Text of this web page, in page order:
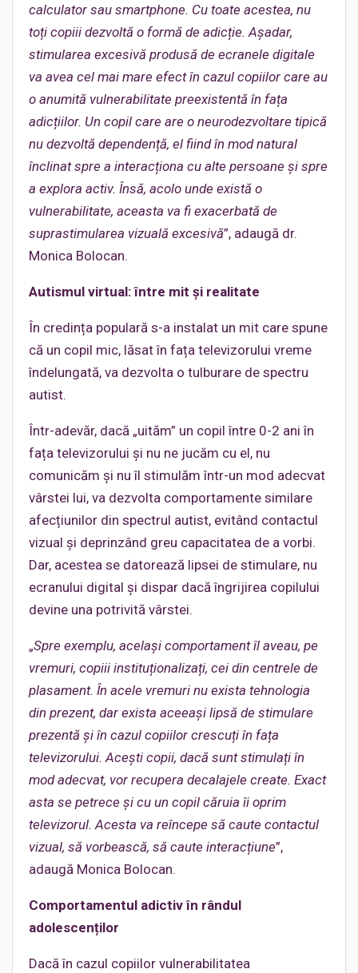
calculator sau smartphone. Cu toate acestea, nu
toți copiii dezvoltă o formă de adicție. Așadar,
stimularea excesivă produsă de ecranele digitale
va avea cel mai mare efect în cazul copiilor care au
o anumită vulnerabilitate preexistentă în fața
adicțiilor. Un copil care are o neurodezvoltare tipică
nu dezvoltă dependență, el fiind în mod natural
înclinat spre a interacționa cu alte persoane și spre
a explora activ. Însă, acolo unde există o
vulnerabilitate, aceasta va fi exacerbată de
suprastimularea vizuală excesivă”, adaugă dr.
Monica Bolocan.
Autismul virtual: între mit și realitate
În credința populară s-a instalat un mit care spune
că un copil mic, lăsat în fața televizorului vreme
îndelungată, va dezvolta o tulburare de spectru
autist.
Într-adevăr, dacă „uităm” un copil între 0-2 ani în
fața televizorului și nu ne jucăm cu el, nu
comunicăm și nu îl stimulăm într-un mod adecvat
vârstei lui, va dezvolta comportamente similare
afecțiunilor din spectrul autist, evitând contactul
vizual și deprinzând greu capacitatea de a vorbi.
Dar, acestea se datorează lipsei de stimulare, nu
ecranului digital și dispar dacă îngrijirea copilului
devine una potrivită vârstei.
„Spre exemplu, același comportament îl aveau, pe
vremuri, copiii instituționalizați, cei din centrele de
plasament. În acele vremuri nu exista tehnologia
din prezent, dar exista aceeași lipsă de stimulare
prezentă și în cazul copiilor crescuți în fața
televizorului. Acești copii, dacă sunt stimulați în
mod adecvat, vor recupera decalajele create. Exact
asta se petrece și cu un copil căruia îi oprim
televizorul. Acesta va reîncepe să caute contactul
vizual, să vorbească, să caute interacțiune”,
adaugă Monica Bolocan.
Comportamentul adictiv în rândul
adolescenților
Dacă în cazul copiilor vulnerabilitatea